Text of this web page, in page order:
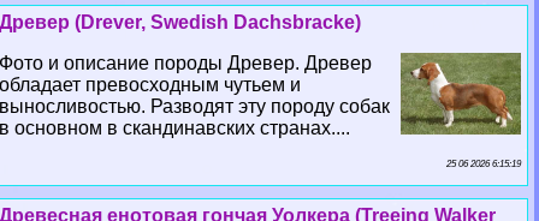
Древер (Drever, Swedish Dachsbracke)
Фото и описание породы Древер. Древер
обладает превосходным чутьем и
выносливостью. Разводят эту породу собак
в основном в скандинавских странах....
25 06 2026 6:15:19
Древесная енотовая гончая Уолкера (Treeing Walker